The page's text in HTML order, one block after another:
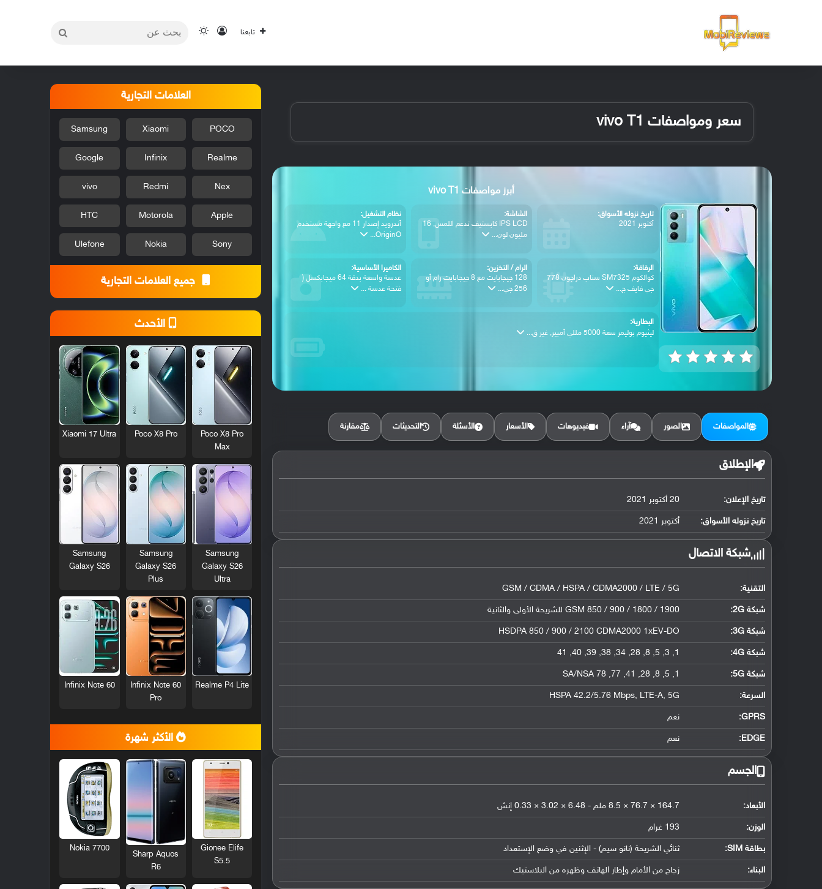
تابعنا تسجيل الدخول
الوضع المظلم
سعر ومواصفات vivo T1
أبرز مواصفات vivo T1
تاريخ نزوله الأسواق:
أكتوبر 2021
الشاشة:
IPS LCD كابستيف تدعم اللمس, 16
مليون لون...
نظام التشغيل:
أندرويد إصدار 11 مع واجهة مستخدم
OriginO...
الرقاقة:
كوالكوم SM7325 سناب دراجون 778
جي فايف ج...
الرام / التخزين:
128 جيجابايت مع 8 جيجابايت رام أو
256 جي...
الكاميرا الأساسية:
عدسة واسعة بدقة 64 ميجابكسل (
فتحة عدسة ...
البطارية:
ليثيوم بوليمر سعة 5000 مللي أمبير, غير ق...
المواصفات الصور آراء فيديوهات الأسعار الأسئلة التحديثات مقارنة
الإطلاق
تاريخ الإعلان: 20 أكتوبر 2021
تاريخ نزوله الأسواق: أكتوبر 2021
شبكة الاتصال
التقنية: GSM / CDMA / HSPA / CDMA2000 / LTE / 5G
شبكة 2G: GSM 850 / 900 / 1800 / 1900 للشريحة الأولى والثانية
شبكة 3G :
HSDPA 850 / 900 / 2100 CDMA2000 1xEV-DO
شبكة 4G :
1, 3, 5, 8, 28, 34, 38, 39, 40, 41
شبكة 5G :
1, 5, 8, 28, 41, 77, 78 SA/NSA
السرعة: HSPA 42.2/5.76 Mbps, LTE-A, 5G
GPRS: نعم
EDGE: نعم
الجسم
الأبعاد: 164.7 × 76.7 × 8.5 ملم - 6.48 × 3.02 × 0.33 إنش
الوزن: 193 غرام
بطاقة SIM: ثنائي الشريحة (نانو سيم) - الإثنين في وضع الإستعداد
البناء: زجاج من الأمام وإطار الهاتف وظهره من البلاستيك
العلامات التجارية
POCO
Xiaomi
Samsung
Realme
Infinix
Google
Nex
Redmi
vivo
Apple
Motorola
HTC
Sony
Nokia
Ulefone
جميع العلامات التجارية
الأحدث
Poco X8 Pro
Max
Poco X8 Pro
Xiaomi 17 Ultra
Samsung
Galaxy S26
Ultra
Samsung
Galaxy S26
Plus
Samsung
Galaxy S26
Realme P4 Lite
Infinix Note 60
Pro
Infinix Note 60
الأكثر شهرة
Gionee Elife
S5.5
Sharp Aquos
R6
Nokia 7700